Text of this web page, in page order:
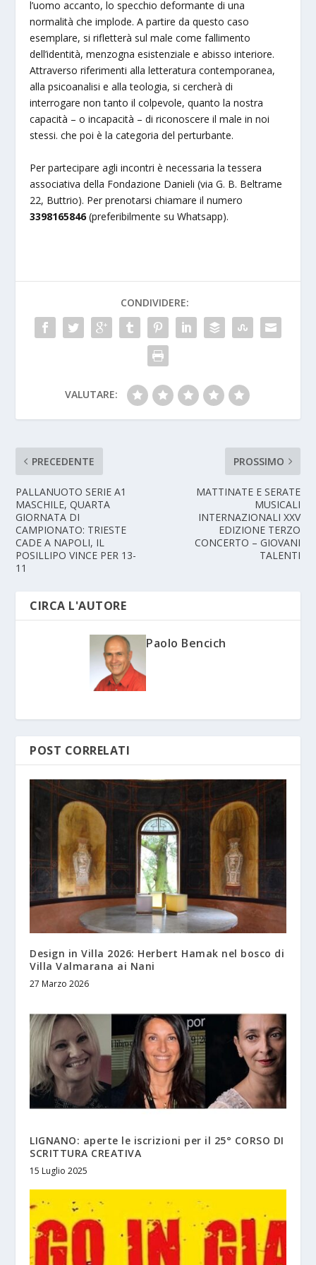
l’uomo accanto, lo specchio deformante di una
normalità che implode. A partire da questo caso
esemplare, si rifletterà sul male come fallimento
dell’identità, menzogna esistenziale e abisso interiore.
Attraverso riferimenti alla letteratura contemporanea,
alla psicoanalisi e alla teologia, si cercherà di
interrogare non tanto il colpevole, quanto la nostra
capacità – o incapacità – di riconoscere il male in noi
stessi. che poi è la categoria del perturbante.
Per partecipare agli incontri è necessaria la tessera
associativa della Fondazione Danieli (via G. B. Beltrame
22, Buttrio). Per prenotarsi chiamare il numero
3398165846 (preferibilmente su Whatsapp).
CONDIVIDERE:
VALUTARE:
PRECEDENTE
PALLANUOTO SERIE A1
MASCHILE, QUARTA
GIORNATA DI
CAMPIONATO: TRIESTE
CADE A NAPOLI, IL
POSILLIPO VINCE PER 13-
11
PROSSIMO
MATTINATE E SERATE
MUSICALI
INTERNAZIONALI XXV
EDIZIONE TERZO
CONCERTO – GIOVANI
TALENTI
CIRCA L'AUTORE
Paolo Bencich
POST CORRELATI
Design in Villa 2026: Herbert Hamak nel bosco di
Villa Valmarana ai Nani
27 Marzo 2026
LIGNANO: aperte le iscrizioni per il 25° CORSO DI
SCRITTURA CREATIVA
15 Luglio 2025